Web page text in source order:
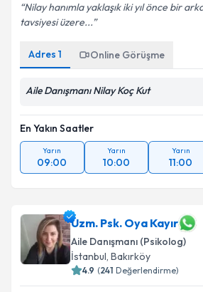
Nilay hanımla yaklaşık iki yıl önce bir
tavsiyesi üzere...
Adres 1 Online Görüşme
Aile Danışmanı Nilay Koç Kut
En Yakın Saatler
Yarın
09:00
Yarın
10:00
Yarın
11:00
Uzm. Psk. Oya Kayır
Aile Danışmanı (Psikolog)
İstanbul, Bakırköy
4.9 (241 Değerlendirme)